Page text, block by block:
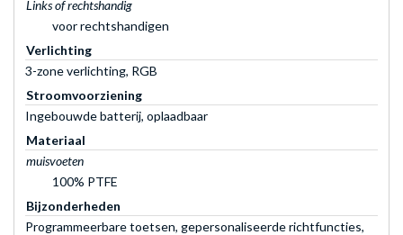
Links of rechtshandig
voor rechtshandigen
Verlichting
3-zone verlichting, RGB
Stroomvoorziening
Ingebouwde batterij, oplaadbaar
Materiaal
muisvoeten
100% PTFE
Bijzonderheden
Programmeerbare toetsen, gepersonaliseerde richtfuncties,